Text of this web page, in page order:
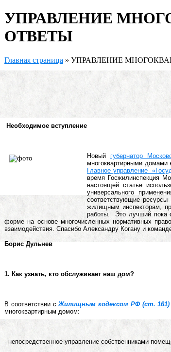
УПРАВЛЕНИЕ
ОТВЕТЫ
Главная страница » УПРАВЛЕНИЕ
Необходимое вступление
Новый губернатор
многоквартирными домами
Главное управление
время Госжилинспекция
настоящей статье
универсального
соответствующие
жилищным инспекторам,
работы. Это лучший пока
форме на основе многочисленных нормативных
взаимодействия. Спасибо Александру Когану и
Борис Дульнев
1. Как узнать, кто обслуживает наш дом?
В соответствии сЖилищным кодексом РФ (ст. 161)
многоквартирным домом:
- непосредственное управление собственниками